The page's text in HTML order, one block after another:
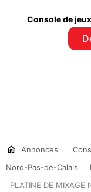
Console de jeux
Annonces
Nord-Pas-de-Calais
PLATINE DE MIXAGE